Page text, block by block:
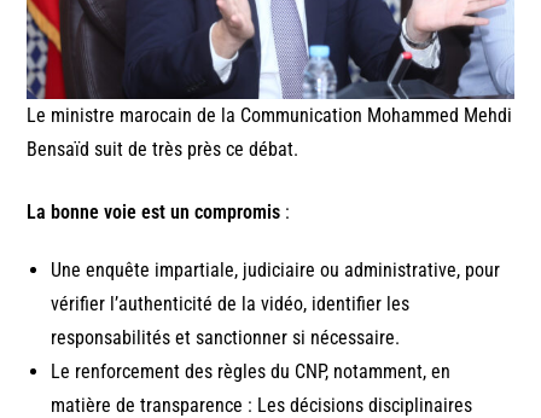
Le ministre marocain de la Communication Mohammed Mehdi
Bensaïd suit de très près ce débat.
La bonne voie est un compromis :
Une enquête impartiale, judiciaire ou administrative, pour
vérifier l’authenticité de la vidéo, identifier les
responsabilités et sanctionner si nécessaire.
Le renforcement des règles du CNP, notamment, en
matière de transparence : Les décisions disciplinaires